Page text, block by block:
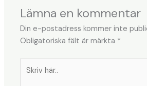
Lämna en kommentar
Din e-postadress kommer inte
Obligatoriska fält är märkta *
här..